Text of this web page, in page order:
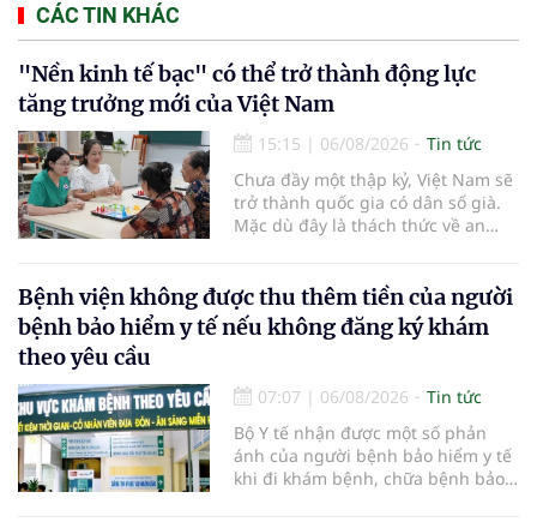
CÁC TIN KHÁC
"Nền kinh tế bạc" có thể trở thành động lực
tăng trưởng mới của Việt Nam
15:15 | 06/08/2026
Tin tức
Chưa đầy một thập kỷ, Việt Nam sẽ
trở thành quốc gia có dân số già.
Mặc dù đây là thách thức về an
có giá trị hàng tỷ USD.
Bệnh viện không được thu thêm tiền của người
bệnh bảo hiểm y tế nếu không đăng ký khám
theo yêu cầu
07:07 | 06/08/2026
Tin tức
Bộ Y tế nhận được một số phản
ánh của người bệnh bảo hiểm y tế
khi đi khám bệnh, chữa bệnh bảo